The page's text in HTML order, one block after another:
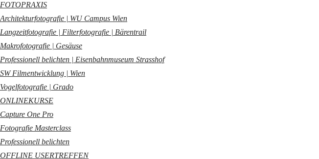
FOTOPRAXIS
Architekturfotografie | WU Campus Wien
Langzeitfotografie | Filterfotografie | Bärentrail
Makrofotografie | Gesäuse
Professionell belichten | Eisenbahnmuseum Strasshof
SW Filmentwicklung | Wien
Vogelfotografie | Grado
ONLINEKURSE
Capture One Pro
Fotografie Masterclass
Professionell belichten
OFFLINE USERTREFFEN